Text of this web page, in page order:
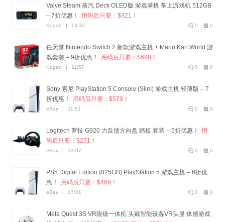
Valve Steam 蒸汽 Deck OLED版 游戏掌机 掌上游戏机 512GB
– 7折优惠！
用码后只要：$921！
0
0
Kogan | 13:30
任天堂 Nintendo Switch 2 新款游戏主机 + Mario Kart World 游
戏套装 – 9折优惠！
用码后只要：$698！
0
0
Kogan | 11:57
Sony 索尼 PlayStation 5 Console (Slim) 游戏主机 轻薄版 – 7
折优惠！
用码后只要：$579！
0
0
eBay | 11:51
Logitech 罗技 G920 力反馈方向盘 踏板 套装 – 5折优惠！
用
码后只要：$271！
0
0
eBay | 13:07
PS5 Digital Edition (825GB) PlayStation 5 游戏主机 – 6折优
惠！
用码后只要：$469！
0
0
eBay | 17:01
Meta Quest 3S VR眼镜一体机 头戴智能设备VR头显 体感游戏